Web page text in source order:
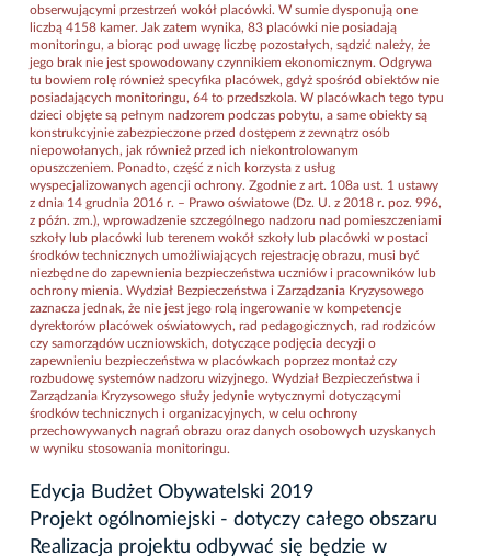
obserwującymi przestrzeń wokół placówki. W sumie dysponują one
liczbą 4158 kamer. Jak zatem wynika, 83 placówki nie posiadają
monitoringu, a biorąc pod uwagę liczbę pozostałych, sądzić należy, że
jego brak nie jest spowodowany czynnikiem ekonomicznym. Odgrywa
tu bowiem rolę również specyfika placówek, gdyż spośród obiektów nie
posiadających monitoringu, 64 to przedszkola. W placówkach tego typu
dzieci objęte są pełnym nadzorem podczas pobytu, a same obiekty są
konstrukcyjnie zabezpieczone przed dostępem z zewnątrz osób
niepowołanych, jak również przed ich niekontrolowanym
opuszczeniem. Ponadto, część z nich korzysta z usług
wyspecjalizowanych agencji ochrony. Zgodnie z art. 108a ust. 1 ustawy
z dnia 14 grudnia 2016 r. – Prawo oświatowe (Dz. U. z 2018 r. poz. 996,
z późn. zm.), wprowadzenie szczególnego nadzoru nad pomieszczeniami
szkoły lub placówki lub terenem wokół szkoły lub placówki w postaci
środków technicznych umożliwiających rejestrację obrazu, musi być
niezbędne do zapewnienia bezpieczeństwa uczniów i pracowników lub
ochrony mienia. Wydział Bezpieczeństwa i Zarządzania Kryzysowego
zaznacza jednak, że nie jest jego rolą ingerowanie w kompetencje
dyrektorów placówek oświatowych, rad pedagogicznych, rad rodziców
czy samorządów uczniowskich, dotyczące podjęcia decyzji o
zapewnieniu bezpieczeństwa w placówkach poprzez montaż czy
rozbudowę systemów nadzoru wizyjnego. Wydział Bezpieczeństwa i
Zarządzania Kryzysowego służy jedynie wytycznymi dotyczącymi
środków technicznych i organizacyjnych, w celu ochrony
przechowywanych nagrań obrazu oraz danych osobowych uzyskanych
w wyniku stosowania monitoringu.
Edycja Budżet Obywatelski 2019
Projekt ogólnomiejski - dotyczy całego obszaru
Realizacja projektu odbywać się będzie w